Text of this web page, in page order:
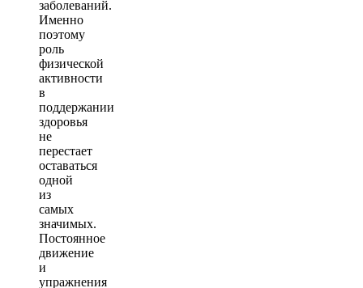
заболеваний.
Именно
поэтому
роль
физической
активности
в
поддержании
здоровья
не
перестает
оставаться
одной
из
самых
значимых.
Постоянное
движение
и
упражнения